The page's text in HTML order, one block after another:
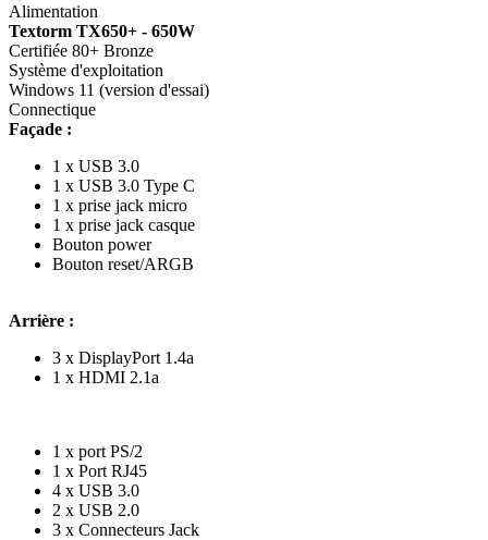
Alimentation
Textorm TX650+ - 650W
Certifiée 80+ Bronze
Système d'exploitation
Windows 11 (version d'essai)
Connectique
Façade :
1 x USB 3.0
1 x USB 3.0 Type C
1 x prise jack micro
1 x prise jack casque
Bouton power
Bouton reset/ARGB
Arrière :
3 x DisplayPort 1.4a
1 x HDMI 2.1a
1 x port PS/2
1 x Port RJ45
4 x USB 3.0
2 x USB 2.0
3 x Connecteurs Jack